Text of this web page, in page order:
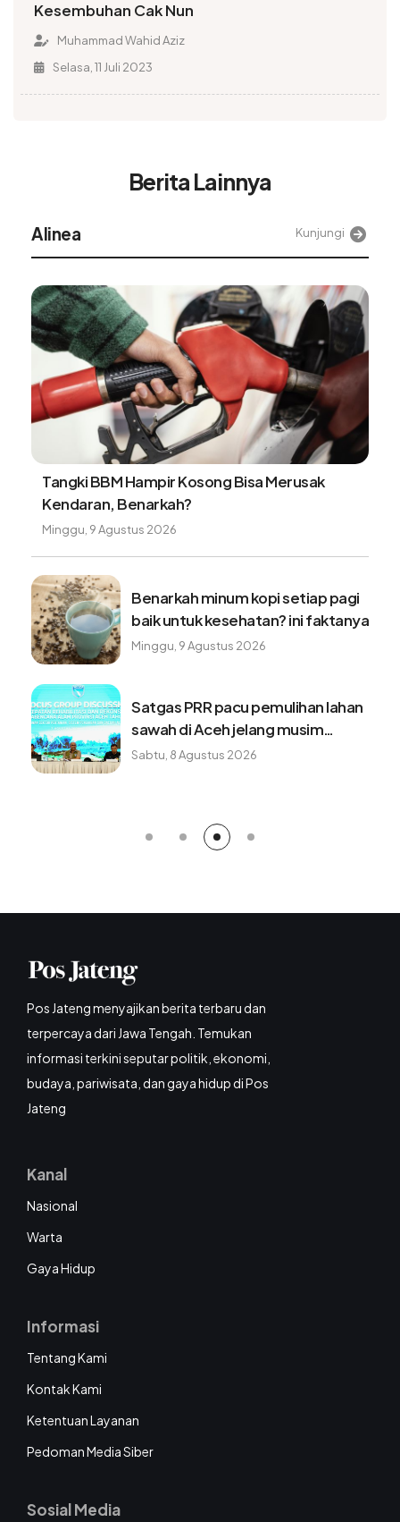
Kesembuhan Cak Nun
Muhammad Wahid Aziz
Selasa, 11 Juli 2023
Berita Lainnya
Alinea Kunjungi
Tangki BBM Hampir Kosong Bisa Merusak
Kendaran, Benarkah?
Minggu, 9 Agustus 2026
Benarkah minum kopi setiap pagi
baik untuk kesehatan? ini faktanya
Minggu, 9 Agustus 2026
Satgas PRR pacu pemulihan lahan
sawah di Aceh jelang musim
tanam baru
Sabtu, 8 Agustus 2026
Pos Jateng menyajikan berita terbaru dan
terpercaya dari Jawa Tengah. Temukan
informasi terkini seputar politik, ekonomi,
budaya, pariwisata, dan gaya hidup di Pos
Jateng
Kanal
Nasional
Warta
Gaya Hidup
Informasi
Tentang Kami
Kontak Kami
Ketentuan Layanan
Pedoman Media Siber
Sosial Media